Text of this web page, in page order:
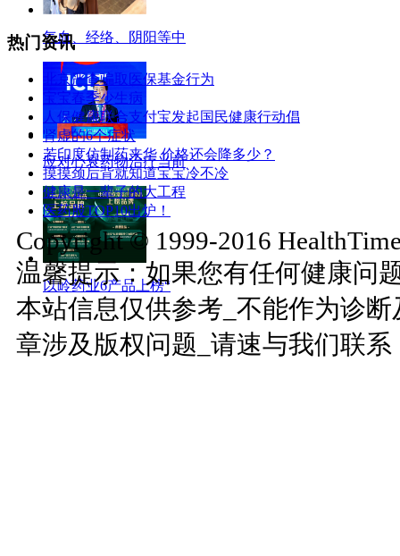
气血、经络、阴阳等中
应对心衰药物治疗当前
以岭药业6产品上榜“
热门资讯
北京严查骗取医保基金行为
宝宝春季少生病
人保健康联合支付宝发起国民健康行动倡
肾虚的6个症状
若印度仿制药来华 价格还会降多少？
摸摸颈后背就知道宝宝冷不冷
健康是一辈子的大工程
医药股TOP10出炉！
Copyright © 1999-2016
温馨提示：如果您有任何健康问
本站信息仅供参考_不能作为诊
章涉及版权问题_请速与我们联系